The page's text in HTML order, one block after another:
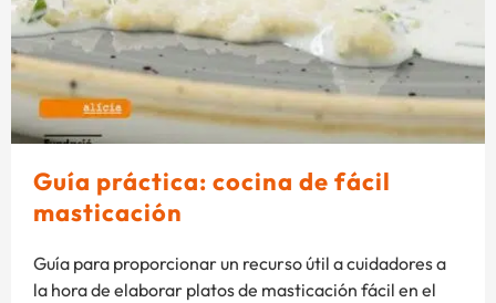
Guía práctica: cocina de fácil
masticación
Guía para proporcionar un recurso útil a cuidadores a
la hora de elaborar platos de masticación fácil en el